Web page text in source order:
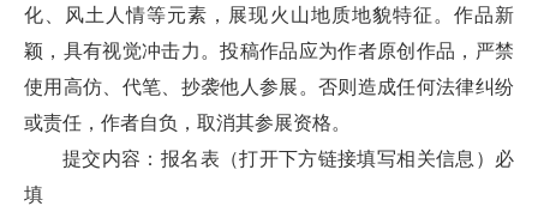
化、风土人情等元素，展现火山地质地貌特征。作品新
颖，具有视觉冲击力。投稿作品应为作者原创作品，严禁
使用高仿、代笔、抄袭他人参展。否则造成任何法律纠纷
或责任，作者自负，取消其参展资格。
提交内容：报名表（打开下方链接填写相关信息）必
填